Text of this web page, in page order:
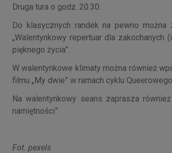
Druga tura o godz. 20.30.
Do klasycznych randek na pewno
„Walentynkowy repertuar dla zakochanych
pięknego życia”.
W walentynkowe klimaty można również
filmu „My dwie” w ramach cyklu
Na walentynkowy seans zaprasza
namiętności”.
Fot. pexels